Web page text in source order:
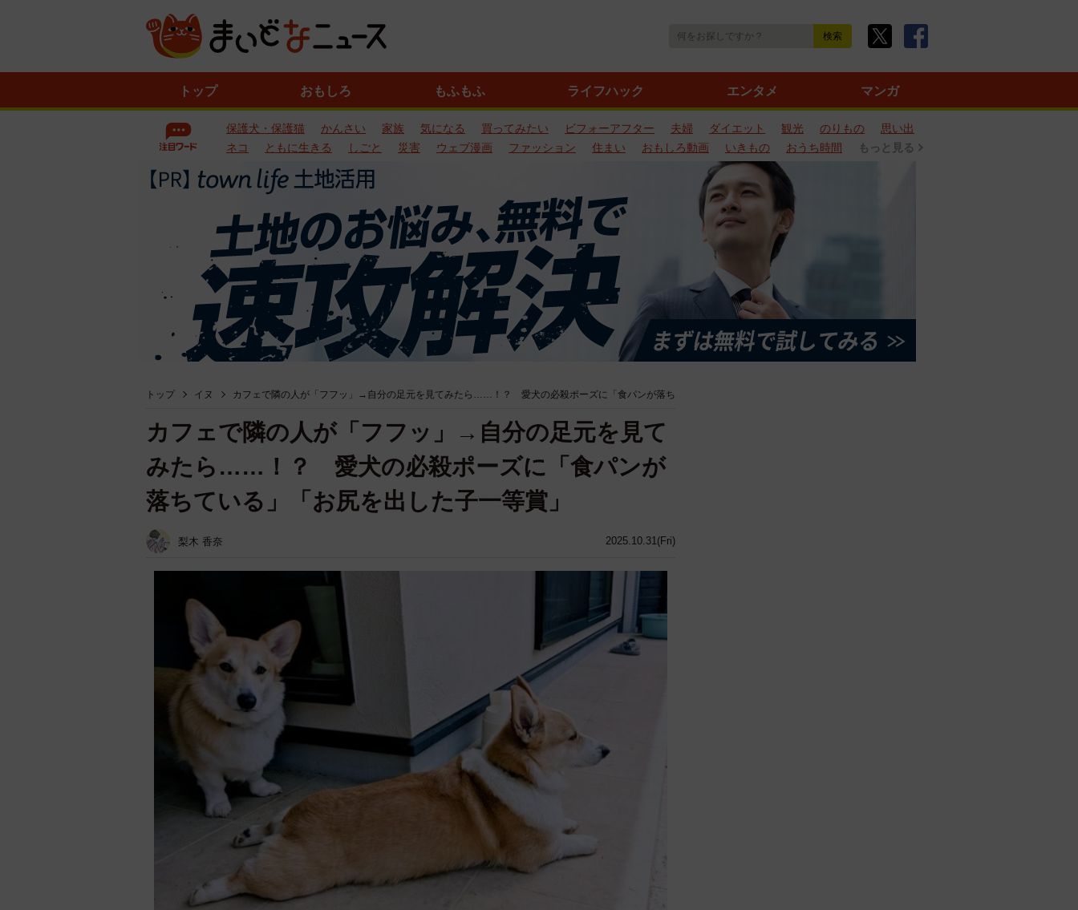
トップ おもしろ もふもふ ライフハック エンタメ マンガ
保護犬・保護猫 かんさい 家族 気になる 買ってみたい ビフォーアフター 夫婦 ダイエット 観光 のりもの
思い出
ネコ
ともに生きる しごと 災害 ウェブ漫画 ファッション 住まい おもしろ動画 いきもの おうち時間 もっと見る
トップ イヌ カフェで隣の人が「フフッ」→自分の足元を見てみたら……！？ 愛犬の必殺ポーズに「食パンが落ち
2025.10.31(Fri)
カフェで隣の人が「フフッ」→自分の足元を見て
みたら……！？ 愛犬の必殺ポーズに「食パンが
落ちている」「お尻を出した子一等賞」
梨木 香奈